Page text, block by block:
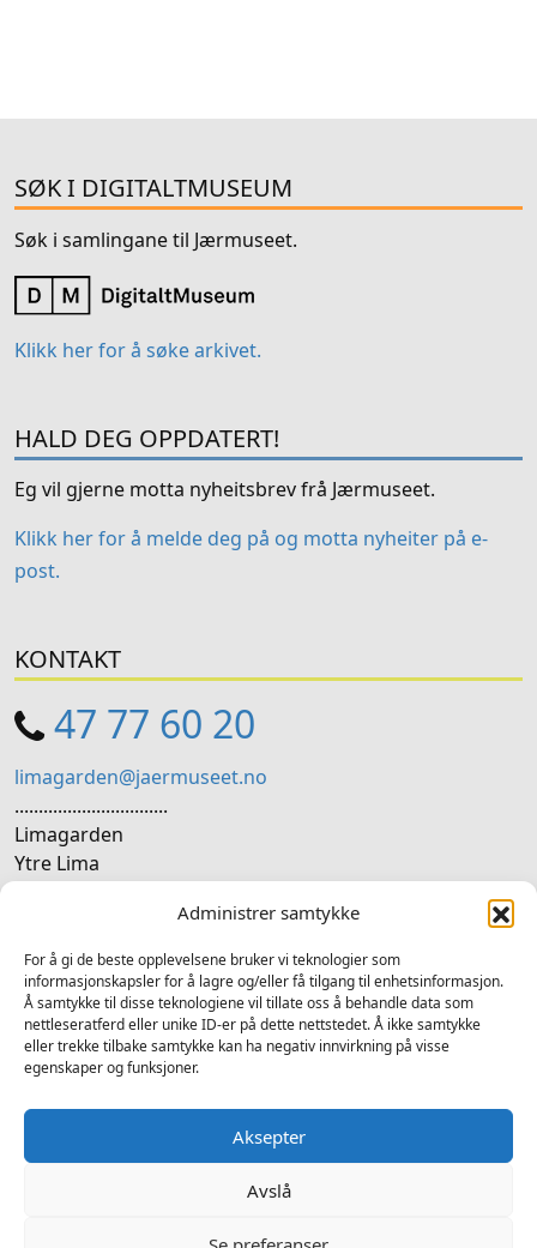
Administrer samtykke
For å gi de beste opplevelsene bruker vi teknologier som
informasjonskapsler for å lagre og/eller få tilgang til enhetsinformasjon.
Å samtykke til disse teknologiene vil tillate oss å behandle data som
nettleseratferd eller unike ID-er på dette nettstedet. Å ikke samtykke
eller trekke tilbake samtykke kan ha negativ innvirkning på visse
egenskaper og funksjoner.
Aksepter
Avslå
SØK I DIGITALTMUSEUM
Søk i samlingane til Jærmuseet.
Klikk her for å søke arkivet.
HALD DEG OPPDATERT!
Eg vil gjerne motta nyheitsbrev frå Jærmuseet.
Klikk her for å melde deg på og motta nyheiter på e-
post.
KONTAKT
47 77 60 20
limagarden@jaermuseet.no
................................
Limagarden
Ytre Lima
SOSIALE MEDIER
Følg oss på sosiale medium for nyheiter og tilbod
FacebookInstagram
Ansvarleg redaktør Atle Fiskå - Design og utvikling av